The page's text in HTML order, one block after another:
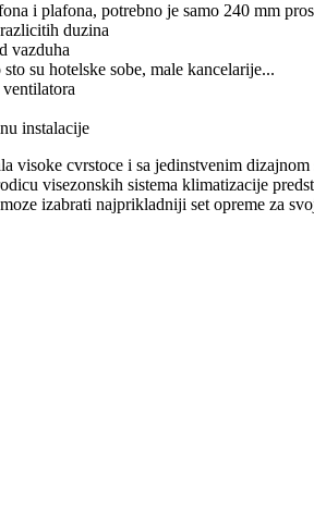
i plafona, potrebno je samo 240 mm
duzina
vazduha
su hotelske sobe, male kancelarije...
instalacije
cvrstoce i sa jedinstvenim
visezonskih sistema klimatizacije
izabrati najprikladniji set opreme za